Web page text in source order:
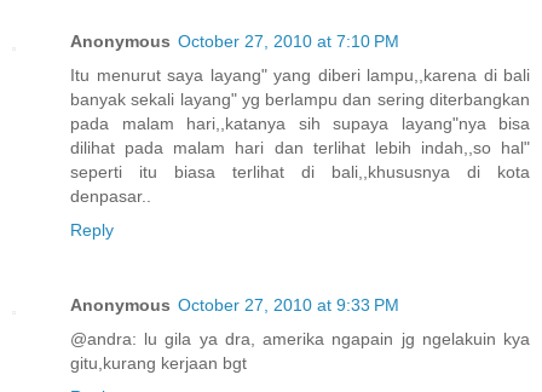
Anonymous October 27, 2010 at 7:10 PM
Itu menurut saya layang" yang diberi lampu,,karena di bali
banyak sekali layang" yg berlampu dan sering diterbangkan
pada malam hari,,katanya sih supaya layang"nya bisa
dilihat pada malam hari dan terlihat lebih indah,,so hal"
seperti itu biasa terlihat di bali,,khususnya di kota
denpasar..
Reply
Anonymous October 27, 2010 at 9:33 PM
@andra: lu gila ya dra, amerika ngapain jg ngelakuin kya
gitu,kurang kerjaan bgt